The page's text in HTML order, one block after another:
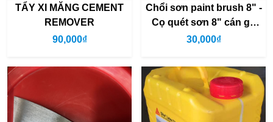
TẨY XI MĂNG CEMENT
REMOVER
90,000₫
Chổi sơn paint brush 8" -
Cọ quét sơn 8" cán gỗ
(rộng 17cm)
30,000₫